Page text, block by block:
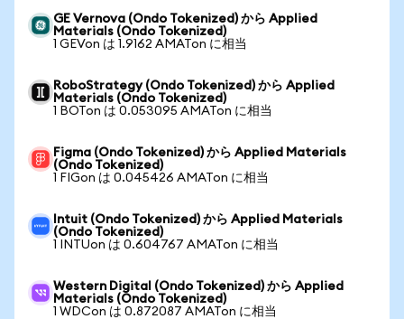
GE Vernova (Ondo Tokenized) から Applied
Materials (Ondo Tokenized)
1 GEVon は 1.9162 AMATon に相当
RoboStrategy (Ondo Tokenized) から Applied
Materials (Ondo Tokenized)
1 BOTon は 0.053095 AMATon に相当
Figma (Ondo Tokenized) から Applied Materials
(Ondo Tokenized)
1 FIGon は 0.045426 AMATon に相当
Intuit (Ondo Tokenized) から Applied Materials
(Ondo Tokenized)
1 INTUon は 0.604767 AMATon に相当
Western Digital (Ondo Tokenized) から Applied
Materials (Ondo Tokenized)
1 WDCon は 0.872087 AMATon に相当